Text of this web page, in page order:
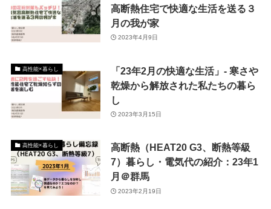
高断熱住宅で快適な生活を送る３
月の我が家
2023年4月9日
高性能×暮らし
「23年2月の快適な生活」- 寒さや
乾燥から解放された私たちの暮ら
し
2023年3月15日
高性能×暮らし
高断熱（HEAT20 G3、断熱等級
7）暮らし・電気代の紹介：23年1
月＠群馬
2023年2月19日